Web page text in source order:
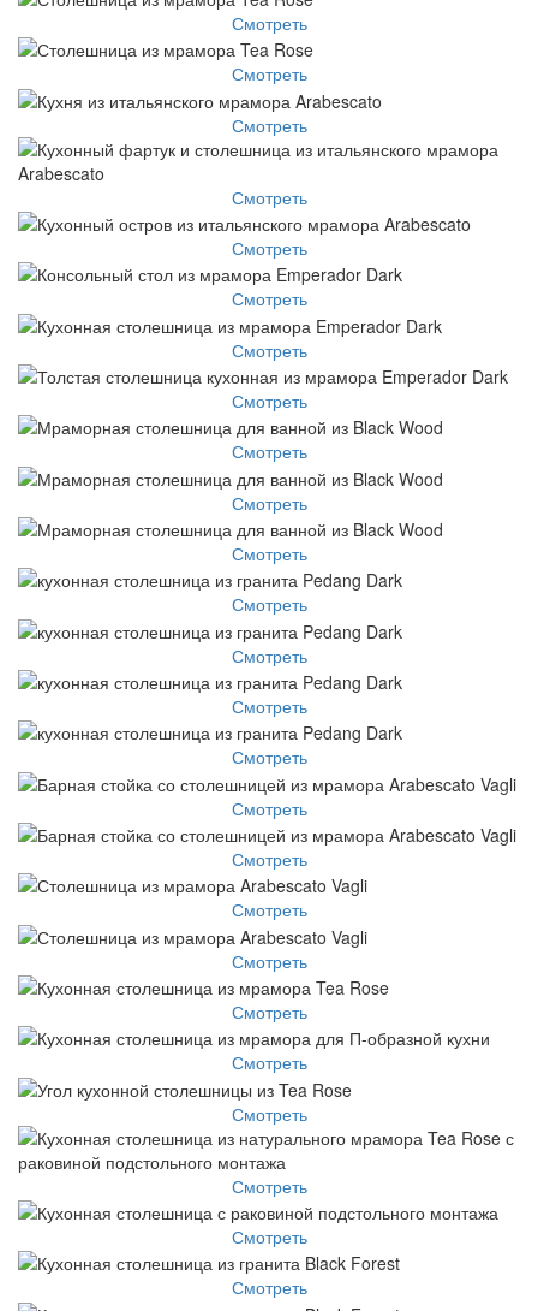
Смотреть
Смотреть
Смотреть
Смотреть
Смотреть
Смотреть
Смотреть
Смотреть
Смотреть
Смотреть
Смотреть
Смотреть
Смотреть
Смотреть
Смотреть
Смотреть
Смотреть
Смотреть
Смотреть
Смотреть
Смотреть
Смотреть
Смотреть
Смотреть
Смотреть